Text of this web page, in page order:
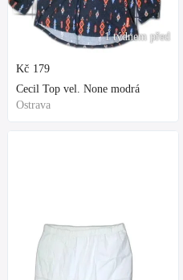
1 týdnem před
Kč 179
Cecil Top vel. None modrá
Ostrava